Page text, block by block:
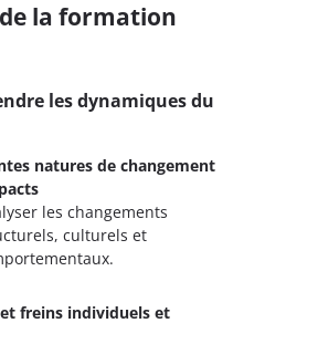
la formation
les dynamiques du
natures de changement
les changements
culturels et
freins individuels et